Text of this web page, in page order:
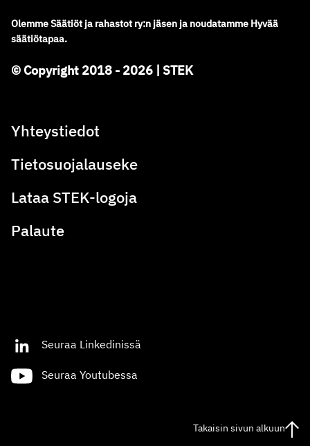
OlemmeSäätiöt ja rahastot ry:n jäsen ja noudatamme Hyvää
säätiötapaa.
© Copyright 2018 - 2026 | STEK
Yhteystiedot
Tietosuojalauseke
Lataa STEK-logoja
Palaute
Seuraa Linkedinissä
Seuraa Youtubessa
Takaisin sivun alkuun